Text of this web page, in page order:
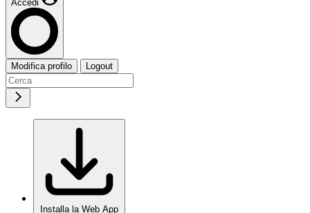
Accedi
Modifica profilo Logout
Installa la Web App